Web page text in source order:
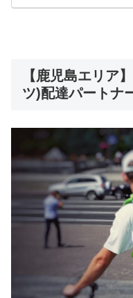
【鹿児島エリア
ツ)配達パートナ